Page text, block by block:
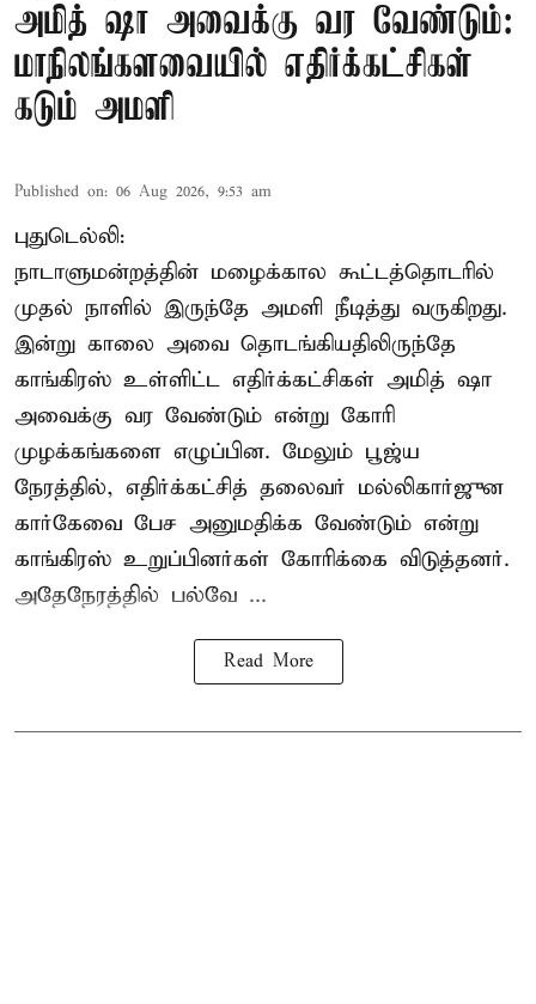
அமித் ஷா அவைக்கு வர வேண்டும்:
மாநிலங்களவையில் எதிர்க்கட்சிகள்
கடும் அமளி
Published on: 06 Aug 2026, 9:53 am
புதுடெல்லி:
நாடாளுமன்றத்தின் மழைக்கால கூட்டத்தொடரில்
முதல் நாளில் இருந்தே அமளி நீடித்து வருகிறது.
இன்று காலை அவை தொடங்கியதிலிருந்தே
காங்கிரஸ் உள்ளிட்ட எதிர்க்கட்சிகள் அமித் ஷா
அவைக்கு வர வேண்டும் என்று கோரி
முழக்கங்களை எழுப்பின. மேலும் பூஜ்ய
நேரத்தில், எதிர்க்கட்சித் தலைவர் மல்லிகார்ஜுன
கார்கேவை பேச அனுமதிக்க வேண்டும் என்று
காங்கிரஸ் உறுப்பினர்கள் கோரிக்கை விடுத்தனர்.
அதேநேரத்தில் பல்வே ...
Read More